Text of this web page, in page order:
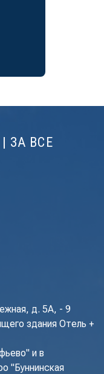
| ЗА ВСЕ
д. 5А, - 9
здания Отель +
и в
"Буннинская